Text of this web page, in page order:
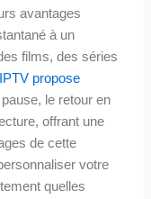
avantages
à un
films, des séries
propose
le retour en
offrant une
de cette
votre
quelles